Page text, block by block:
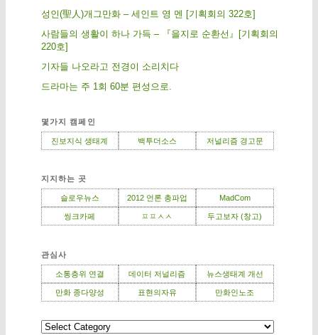
성인(聖人)개그만화 – 세인트 영 멘 [기획회의 322호]
사람들의 생활이 하나 가득 – 『을지로 순환선』[기획회의
220호]
기자들 나오라고 전경이 소리치다
드라마는 주 1회 60분 편성으로.
몇가지 캠페인
진보지식 생태계 백투더소스 저널리즘 경고문
지지하는 곳
슬로우뉴스 2012 언론 총파업 MadCom
씽크카페 ㅍㅍㅅㅅ 두고보자 (창고)
관심사
소통층위 연결 데이터 저널리즘 뉴스생태계 개선
만화 종다양성 표현의자유 만화인노조